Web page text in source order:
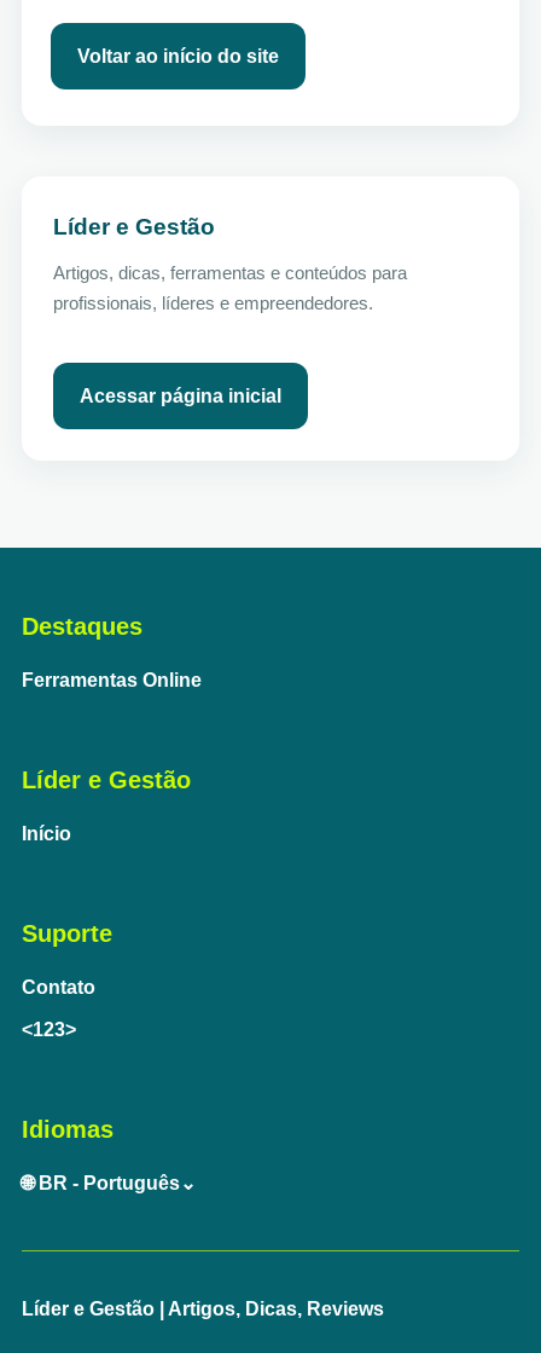
Voltar ao início do site
Líder e Gestão
Artigos, dicas, ferramentas e conteúdos para
profissionais, líderes e empreendedores.
Acessar página inicial
Destaques
Ferramentas Online
Líder e Gestão
Início
Suporte
Contato
<123>
Idiomas
🌐 BR - Português⌄
Líder e Gestão | Artigos, Dicas, Reviews